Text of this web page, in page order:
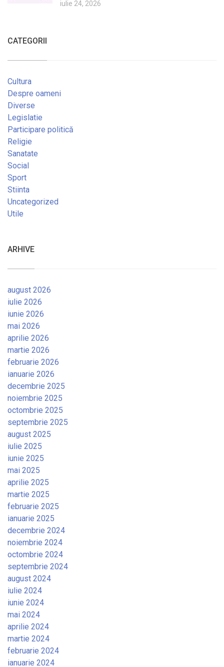
iulie 24, 2026
CATEGORII
Cultura
Despre oameni
Diverse
Legislatie
Participare politică
Religie
Sanatate
Social
Sport
Stiinta
Uncategorized
Utile
ARHIVE
august 2026
iulie 2026
iunie 2026
mai 2026
aprilie 2026
martie 2026
februarie 2026
ianuarie 2026
decembrie 2025
noiembrie 2025
octombrie 2025
septembrie 2025
august 2025
iulie 2025
iunie 2025
mai 2025
aprilie 2025
martie 2025
februarie 2025
ianuarie 2025
decembrie 2024
noiembrie 2024
octombrie 2024
septembrie 2024
august 2024
iulie 2024
iunie 2024
mai 2024
aprilie 2024
martie 2024
februarie 2024
ianuarie 2024